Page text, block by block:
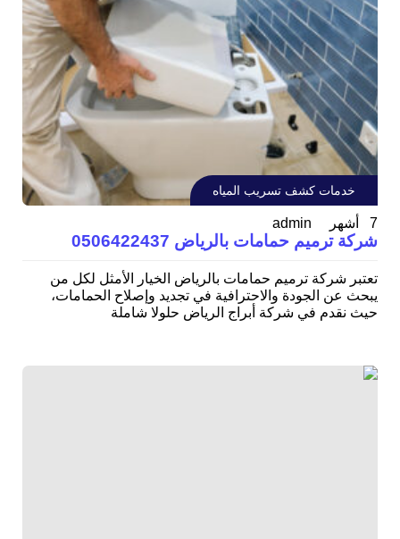
خدمات كشف تسريب المياه
7 أشهر admin
شركة ترميم حمامات بالرياض 0506422437
تعتبر شركة ترميم حمامات بالرياض الخيار الأمثل لكل من
يبحث عن الجودة والاحترافية في تجديد وإصلاح الحمامات،
حيث نقدم في شركة أبراج الرياض حلولا شاملة